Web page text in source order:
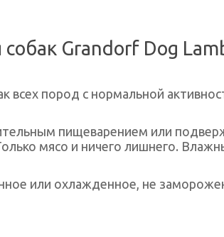
Grandorf Dog
пород с нормальной
пищеварением или
мясо и ничего лишнего.
или охлажденное, не